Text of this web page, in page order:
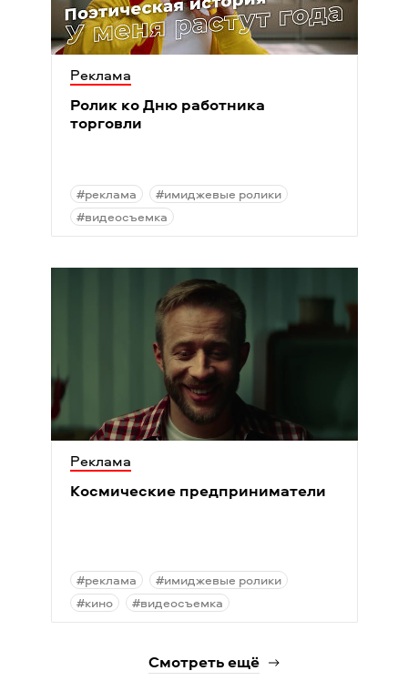
Реклама
Ролик ко Дню работника
торговли
#реклама
#имиджевые ролики
#видеосъемка
Реклама
Космические предприниматели
#реклама
#имиджевые ролики
#кино
#видеосъемка
Смотреть ещё